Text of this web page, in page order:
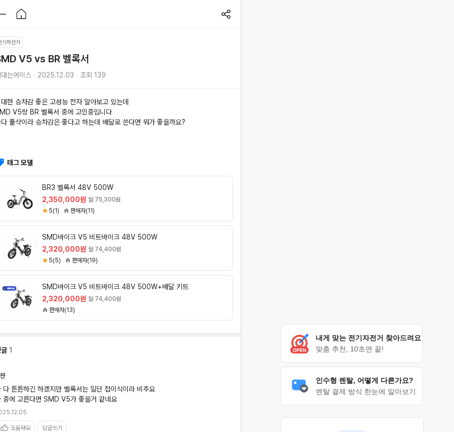
기자전거
V5 vs BR 벨록서
대는에이스 ∙ 2025.12.03 ∙ 조회 139
한 승차감 좋은 고성능 전자 알아보고 있는데
V5랑 BR 벨록서 중에 고민중입니다
다 풀샥이라 승차감은 좋다고 하는데 배달로 쓴다면 뭐가 좋을까요?
태그 모델
BR3 벨록서 48V 500W
2,350,000원 월 75,300원
5(1)
판매자(11)
SMD바이크 V5 비트바이크 48V 500W
2,320,000원 월 74,400원
5(5)
판매자(19)
SMD바이크 V5 비트바이크 48V 500W+배달 키트
2,320,000원 월 74,400원
판매자(13)
글 1
다 튼튼하긴 하겠지만 벨록서는 일단 접이식이라 비추요
중에 고른다면 SMD V5가 좋을거 같네요
도움돼요 답글쓰기
내게 맞는 전기자전거 찾아드려요
맞춤 추천, 10초면 끝!
인수형 렌탈, 어떻게 다른가요?
렌탈 결제 방식 한눈에 알아보기